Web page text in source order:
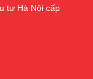
tư Hà Nội cấp